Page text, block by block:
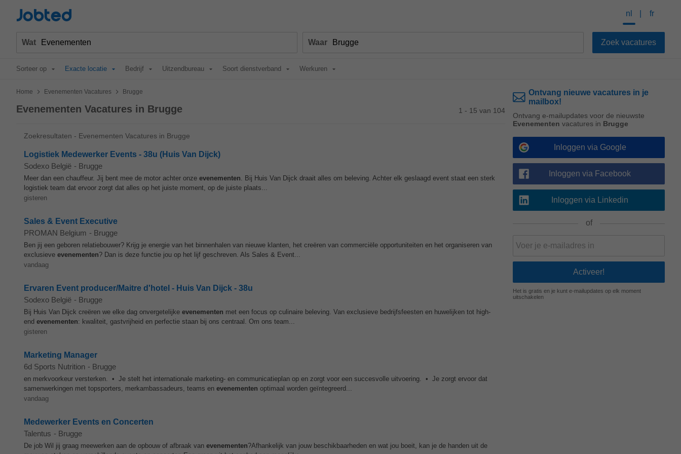
Jobted nl fr
Wat Waar
Sorteer op Exacte locatie Bedrijf Uitzendbureau Soort dienstverband Werkuren
Home > Evenementen Vacatures > Brugge
Evenementen Vacatures in Brugge 1 - 15 van 104
Zoekresultaten - Evenementen Vacatures in Brugge
Logistiek Medewerker Events - 38u (Huis Van Dijck)
Sodexo België - Brugge
Meer dan een chauffeur. Jij bent mee de motor achter onze evenementen. Bij Huis Van Dijck draait alles om beleving. Achter elk geslaagd event staat een sterk
logistiek team dat ervoor zorgt dat alles op het juiste moment, op de juiste plaats...
gisteren
Sales & Event Executive
PROMAN Belgium - Brugge
Ben jij een geboren relatiebouwer? Krijg je energie van het binnenhalen van nieuwe klanten, het creëren van commerciële opportuniteiten en het organiseren van
exclusieve evenementen? Dan is deze functie jou op het lijf geschreven. Als Sales & Event...
vandaag
Ervaren Event producer/Maitre d'hotel - Huis Van Dijck - 38u
Sodexo België - Brugge
Bij Huis Van Dijck creëren we elke dag onvergetelijke evenementen met een focus op culinaire beleving. Van exclusieve bedrijfsfeesten en huwelijken tot high-
end evenementen: kwaliteit, gastvrijheid en perfectie staan bij ons centraal. Om ons team...
gisteren
Marketing Manager
6d Sports Nutrition - Brugge
en merkvoorkeur versterken. • Je stelt het internationale marketing- en communicatieplan op en zorgt voor een succesvolle uitvoering. • Je zorgt ervoor dat
samenwerkingen met topsporters, merkambassadeurs, teams en evenementen optimaal worden geïntegreerd...
vandaag
Medewerker Events en Concerten
Talentus - Brugge
De job Wil jij graag meewerken aan de opbouw of afbraak van evenementen?Afhankelijk van jouw beschikbaarheden en wat jou boeit, kan je de handen uit de
Ontvang nieuwe vacatures in je
mailbox!
Ontvang e-mailupdates voor de nieuwste
Evenementen vacatures in Brugge
Inloggen via Google
Inloggen via Facebook
Inloggen via Linkedin
of
Het is gratis en je kunt e-mailupdates op elk moment
uitschakelen